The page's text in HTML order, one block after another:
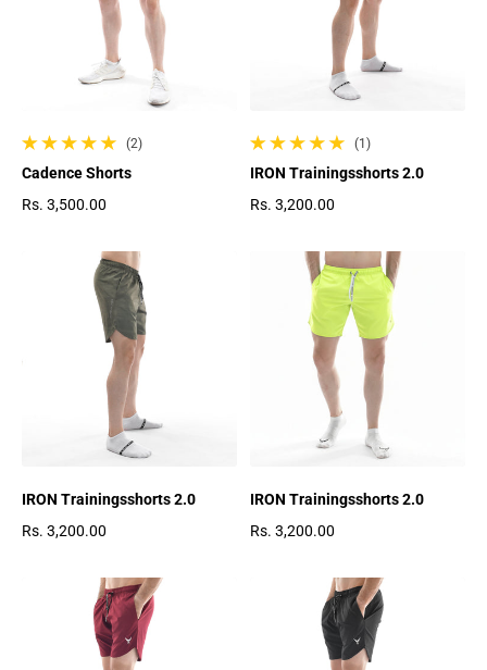
(2)
2 gesamte Bewertungen
Cadence Shorts
Rs. 3,500.00
(1)
1 gesamte Bewertungen
IRON Trainingsshorts 2.0
Rs. 3,200.00
IRON Trainingsshorts 2.0
Rs. 3,200.00
IRON Trainingsshorts 2.0
Rs. 3,200.00